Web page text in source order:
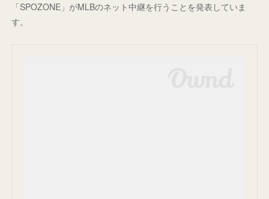
「SPOZONE」がMLBのネット中継を行うことを発表していま
す。